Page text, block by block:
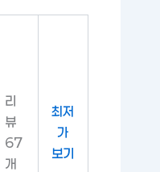
리
뷰
67
개
최저
가
보기